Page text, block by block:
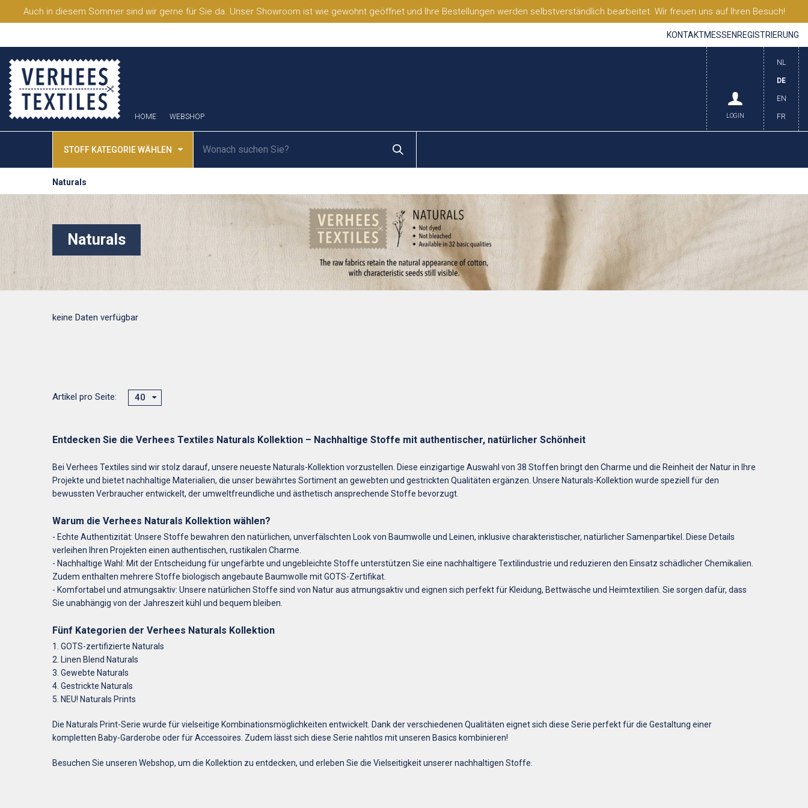
Auch in diesem Sommer sind wir gerne für Sie da. Unser Showroom ist wie gewohnt geöffnet und Ihre Bestellungen werden selbstverständlich bearbeitet. Wir freuen uns auf Ihren Besuch!
KONTAKTMESSEN REGISTRIERUNG
HOME WEBSHOP
NL
DE
EN
FR
LOGIN
STOFF KATEGORIE WÄHLEN
Naturals
Naturals
keine Daten verfügbar
Artikel pro Seite: 40
Entdecken Sie die Verhees Textiles Naturals Kollektion – Nachhaltige Stoffe mit authentischer, natürlicher Schönheit
Bei Verhees Textiles sind wir stolz darauf, unsere neueste Naturals-Kollektion vorzustellen. Diese einzigartige Auswahl von 38 Stoffen bringt den Charme und die Reinheit der Natur in Ihre
Projekte und bietet nachhaltige Materialien, die unser bewährtes Sortiment an gewebten und gestrickten Qualitäten ergänzen. Unsere Naturals-Kollektion wurde speziell für den
bewussten Verbraucher entwickelt, der umweltfreundliche und ästhetisch ansprechende Stoffe bevorzugt.
Warum die Verhees Naturals Kollektion wählen?
- Echte Authentizität: Unsere Stoffe bewahren den natürlichen, unverfälschten Look von Baumwolle und Leinen, inklusive charakteristischer, natürlicher Samenpartikel. Diese Details
verleihen Ihren Projekten einen authentischen, rustikalen Charme.
- Nachhaltige Wahl: Mit der Entscheidung für ungefärbte und ungebleichte Stoffe unterstützen Sie eine nachhaltigere Textilindustrie und reduzieren den Einsatz schädlicher Chemikalien.
Zudem enthalten mehrere Stoffe biologisch angebaute Baumwolle mit GOTS-Zertifikat.
- Komfortabel und atmungsaktiv: Unsere natürlichen Stoffe sind von Natur aus atmungsaktiv und eignen sich perfekt für Kleidung, Bettwäsche und Heimtextilien. Sie sorgen dafür, dass
Sie unabhängig von der Jahreszeit kühl und bequem bleiben.
Fünf Kategorien der Verhees Naturals Kollektion
1. GOTS-zertifizierte Naturals
2. Linen Blend Naturals
3. Gewebte Naturals
4. Gestrickte Naturals
5. NEU! Naturals Prints
Die Naturals Print-Serie wurde für vielseitige Kombinationsmöglichkeiten entwickelt. Dank der verschiedenen Qualitäten eignet sich diese Serie perfekt für die Gestaltung einer
kompletten Baby-Garderobe oder für Accessoires. Zudem lässt sich diese Serie nahtlos mit unseren Basics kombinieren!
Besuchen Sie unseren Webshop, um die Kollektion zu entdecken, und erleben Sie die Vielseitigkeit unserer nachhaltigen Stoffe.